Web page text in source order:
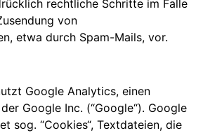
rechtliche Schritte im Falle
von
etwa durch Spam-Mails, vor.
Google Analytics, einen
Google Inc. (“Google“). Google
sog. “Cookies“, Textdateien, die